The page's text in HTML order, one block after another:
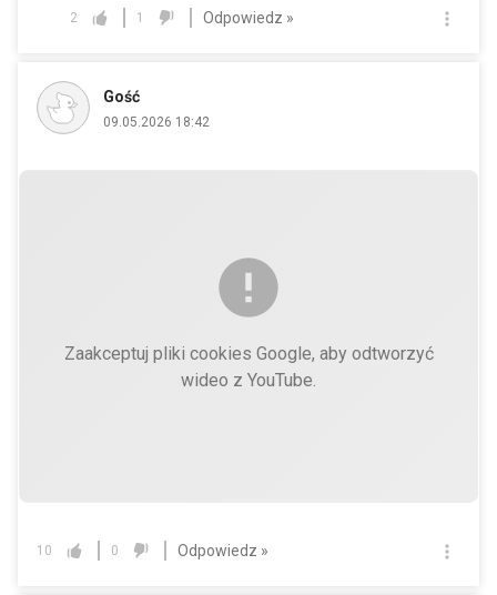
2 1 Odpowiedz »
Gość
09.05.2026 18:42
Zaakceptuj pliki cookies Google, aby odtworzyć
wideo z YouTube.
10 0 Odpowiedz »